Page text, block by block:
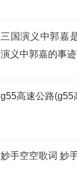
三国演义中郭嘉
演义中郭嘉的事迹
g55高速公路(g55
妙手空空歌词 妙